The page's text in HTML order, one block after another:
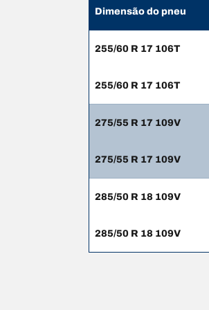
Dimensão do pneu
255/60 R 17 106T
255/60 R 17 106T
275/55 R 17 109V
275/55 R 17 109V
285/50 R 18 109V
285/50 R 18 109V